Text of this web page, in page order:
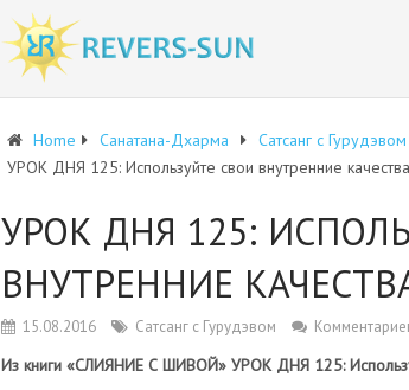
Home Санатана-Дхарма
Сатсанг с Гурудэвом
УРОК ДНЯ 125: Используйте свои внутренние
УРОК ДНЯ 125:
ВНУТРЕННИЕ
15.08.2016 Сатсанг с Гурудэвом
Из книги «СЛИЯНИЕ С ШИВОЙ» УРОК ДНЯ 125: